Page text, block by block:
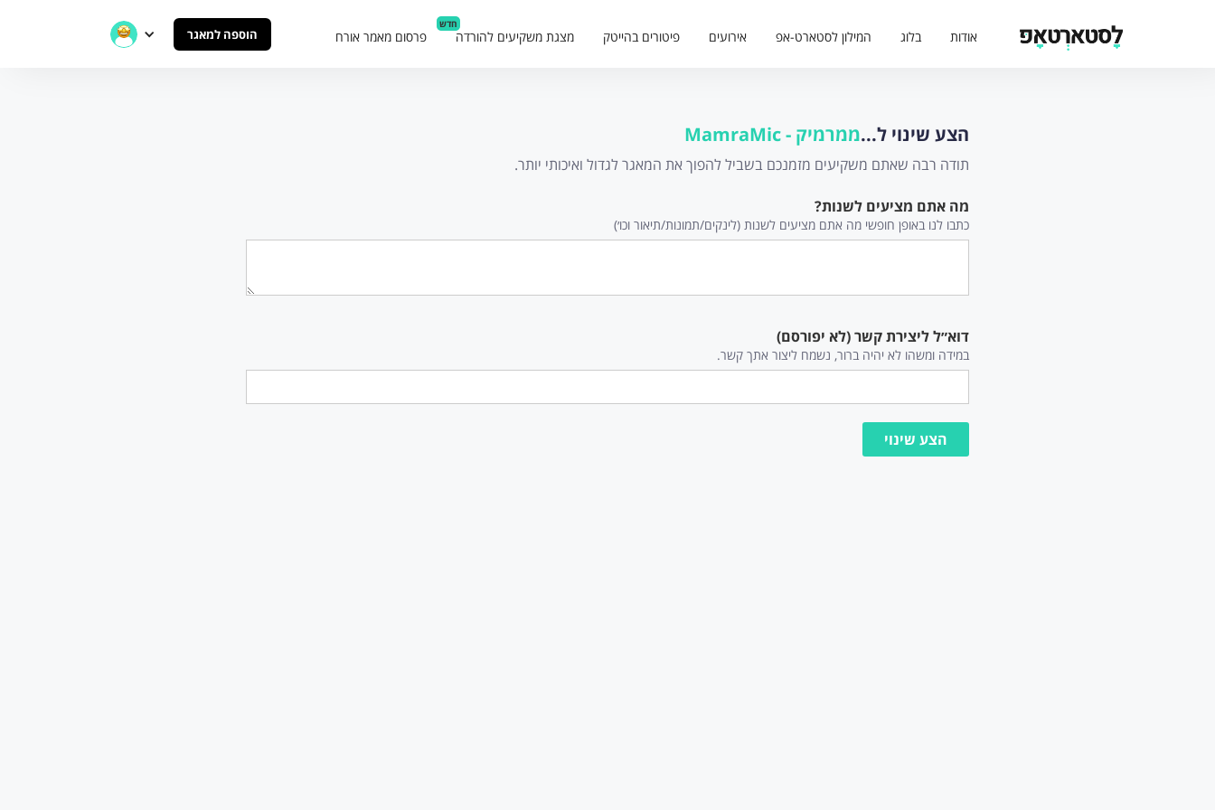
אודות בלוג המילון לסטארט-אפ אירועים פיטורים בהייטק מצגת משקיעים להורדה
חדש
פרסום מאמר אורח הוספה למאגר
הצע שינוי ל...ממרמיק - MamraMic
תודה רבה שאתם משקיעים מזמנכם בשביל להפוך את המאגר לגדול ואיכותי יותר.
מה אתם מציעים לשנות?
כתבו לנו באופן חופשי מה אתם מציעים לשנות (לינקים/תמונות/תיאור וכו׳)
דוא״ל ליצירת קשר (לא יפורסם)
במידה ומשהו לא יהיה ברור, נשמח ליצור אתך קשר.